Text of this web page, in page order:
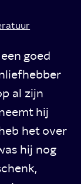
goed
al zijn
hij
het over
hij nog